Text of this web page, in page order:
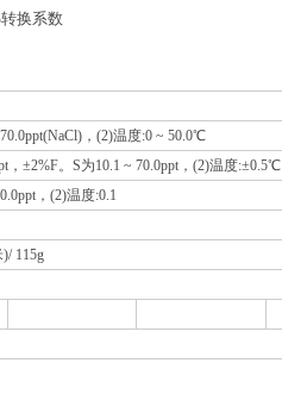
换系数
，(2)温度:0 ~ 50.0℃
，±2%F。S为10.1 ~ 70.0ppt，(2)温度:±0.5℃
，(2)温度:0.1
115g